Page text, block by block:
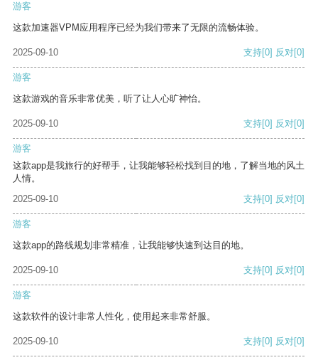
游客
这款加速器VPM应用程序已经为我们带来了无限的流畅体验。
2025-09-10 支持[0] 反对[0]
游客
这款游戏的音乐非常优美，听了让人心旷神怡。
2025-09-10 支持[0] 反对[0]
游客
这款app是我旅行的好帮手，让我能够轻松找到目的地，了解当地的风土
人情。
2025-09-10
支持[0] 反对[0]
游客
这款app的路线规划非常精准，让我能够快速到达目的地。
2025-09-10 支持[0] 反对[0]
游客
这款软件的设计非常人性化，使用起来非常舒服。
2025-09-10 支持[0] 反对[0]